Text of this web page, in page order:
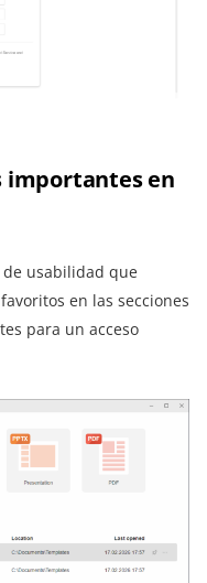
importantes en
usabilidad que
en las secciones
para un acceso